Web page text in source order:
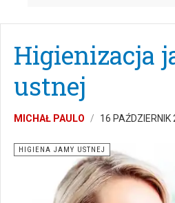
Higienizacja
ustnej
MICHAŁ PAULO 16 PAŹDZIERNIK
HIGIENA JAMY USTNEJ